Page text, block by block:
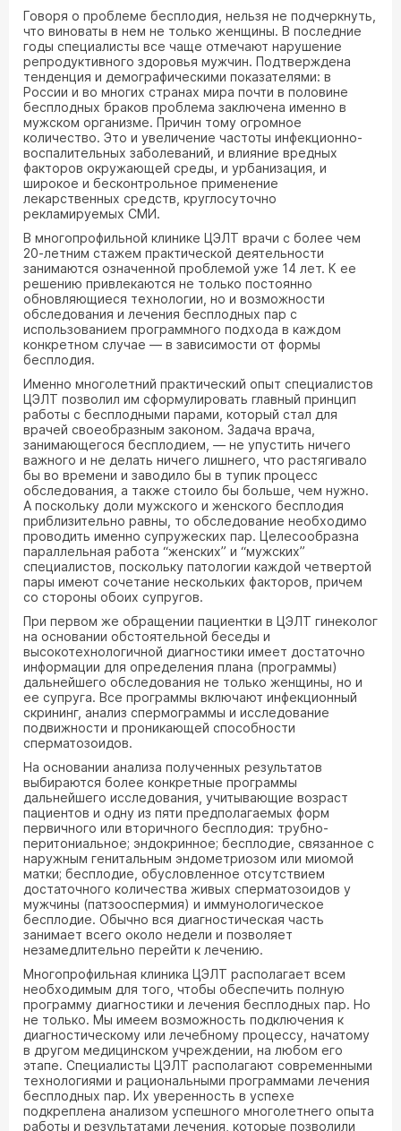
Говоря о проблеме бесплодия, нельзя не подчеркнуть,
что виноваты в нем не только женщины. В последние
годы специалисты все чаще отмечают нарушение
репродуктивного здоровья мужчин. Подтверждена
тенденция и демографическими показателями: в
России и во многих странах мира почти в половине
бесплодных браков проблема заключена именно в
мужском организме. Причин тому огромное
количество. Это и увеличение частоты инфекционно-
воспалительных заболеваний, и влияние вредных
факторов окружающей среды, и урбанизация, и
широкое и бесконтрольное применение
лекарственных средств, круглосуточно
рекламируемых СМИ.
В многопрофильной клинике ЦЭЛТ врачи с более чем
20-летним стажем практической деятельности
занимаются означенной проблемой уже 14 лет. К ее
решению привлекаются не только постоянно
обновляющиеся технологии, но и возможности
обследования и лечения бесплодных пар с
использованием программного подхода в каждом
конкретном случае — в зависимости от формы
бесплодия.
Именно многолетний практический опыт специалистов
ЦЭЛТ позволил им сформулировать главный принцип
работы с бесплодными парами, который стал для
врачей своеобразным законом. Задача врача,
занимающегося бесплодием, — не упустить ничего
важного и не делать ничего лишнего, что растягивало
бы во времени и заводило бы в тупик процесс
обследования, а также стоило бы больше, чем нужно.
А поскольку доли мужского и женского бесплодия
приблизительно равны, то обследование необходимо
проводить именно супружеских пар. Целесообразна
параллельная работа “женских” и “мужских”
специалистов, поскольку патологии каждой четвертой
пары имеют сочетание нескольких факторов, причем
со стороны обоих супругов.
При первом же обращении пациентки в ЦЭЛТ гинеколог
на основании обстоятельной беседы и
высокотехнологичной диагностики имеет достаточно
информации для определения плана (программы)
дальнейшего обследования не только женщины, но и
ее супруга. Все программы включают инфекционный
скрининг, анализ спермограммы и исследование
подвижности и проникающей способности
сперматозоидов.
На основании анализа полученных результатов
выбираются более конкретные программы
дальнейшего исследования, учитывающие возраст
пациентов и одну из пяти предполагаемых форм
первичного или вторичного бесплодия: трубно-
перитониальное; эндокринное; бесплодие, связанное с
наружным генитальным эндометриозом или миомой
матки; бесплодие, обусловленное отсутствием
достаточного количества живых сперматозоидов у
мужчины (патзооспермия) и иммунологическое
бесплодие. Обычно вся диагностическая часть
занимает всего около недели и позволяет
незамедлительно перейти к лечению.
Многопрофильная клиника ЦЭЛТ располагает всем
необходимым для того, чтобы обеспечить полную
программу диагностики и лечения бесплодных пар. Но
не только. Мы имеем возможность подключения к
диагностическому или лечебному процессу, начатому
в другом медицинском учреждении, на любом его
этапе. Специалисты ЦЭЛТ располагают современными
технологиями и рациональными программами лечения
бесплодных пар. Их уверенность в успехе
подкреплена анализом успешного многолетнего опыта
работы и результатами лечения, которые позволили